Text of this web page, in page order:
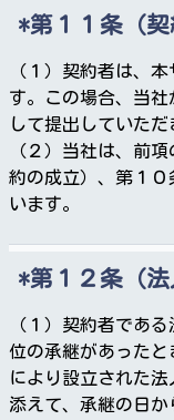
第１１条（契
（１）契約者は、
す。この場合、当
して提出していただ
（２）当社は、前
約の成立）、第１
います。
第１２条（法
（１）契約者であ
位の承継があった
により設立された
添えて、承継の日